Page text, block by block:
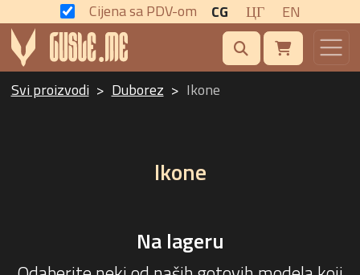
Cijena sa PDV-om CG ЦГ EN
Svi proizvodi Duborez Ikone
Ikone
Na lageru